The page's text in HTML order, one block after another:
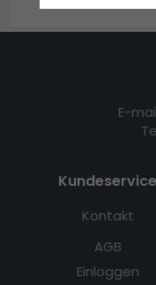
E-
Kundeservice
Kontakt
AGB
Einloggen